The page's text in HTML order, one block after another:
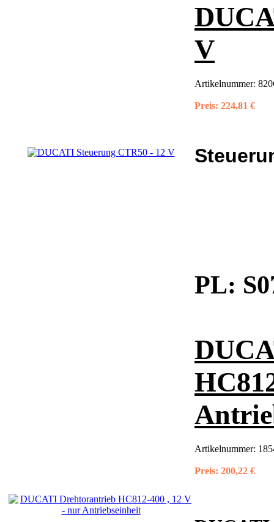
V
Artikelnummer:
Preis: 224,81 €
PL:
Artikelnummer:
Preis: 200,22 €